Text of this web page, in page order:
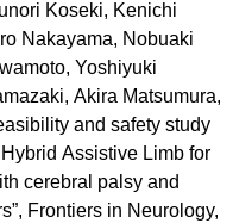
Koseki, Kenichi
Nakayama, Nobuaki
Yoshiyuki
Akira Matsumura,
and safety study
Assistive Limb for
cerebral palsy and
Frontiers in Neurology,